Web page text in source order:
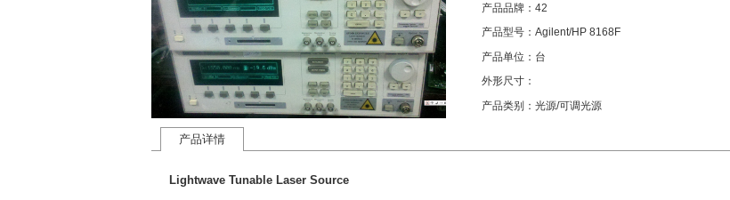
产品品牌：42
产品型号：Agilent/HP 8168F
产品单位： 台
外形尺寸：
产品类别：光源/可调光源
产品详情
Lightwave Tunable Laser Source